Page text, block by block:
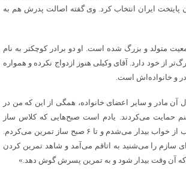
پایتخت ایران انتخاب کرد. وی گفته اصالت پدرش هم به
متولد و بزرگ شده است. او دو برادر کوچکتر به نام
۷ خواهر بزرگ‌تر از خود دارد. آقای وکیلی هنوز ازدواج نکرده و همواره
و خانواده‌اش است.
آن مادر و سایر اعضای خانواده، همگی از این که من در
حمایت می‌کردند. یادم است صبح‌هایی که کلاس ساز
داشتم، ساعت ۲ نیمه شب از خواب بیدار می‌شدم و تا ۶ صبح ساز تمرین می‌کردم.
سازم را می‌شنید به اتاقم می‌آمد و شاهد تمرین کردن
آن وقت بیدار شود و به تمرین پسرش گوش دهد.»